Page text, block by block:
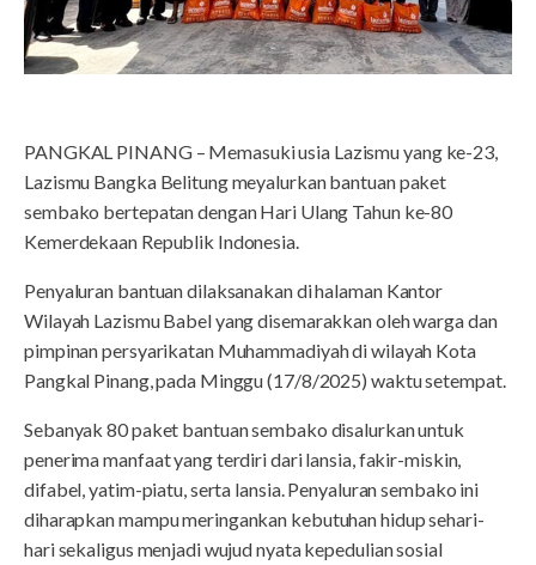
PANGKAL PINANG – Memasuki usia Lazismu yang ke-23,
Lazismu Bangka Belitung meyalurkan bantuan paket
sembako bertepatan dengan Hari Ulang Tahun ke-80
Kemerdekaan Republik Indonesia.
Penyaluran bantuan dilaksanakan di halaman Kantor
Wilayah Lazismu Babel yang disemarakkan oleh warga dan
pimpinan persyarikatan Muhammadiyah di wilayah Kota
Pangkal Pinang, pada Minggu (17/8/2025) waktu setempat.
Sebanyak 80 paket bantuan sembako disalurkan untuk
penerima manfaat yang terdiri dari lansia, fakir-miskin,
difabel, yatim-piatu, serta lansia. Penyaluran sembako ini
diharapkan mampu meringankan kebutuhan hidup sehari-
hari sekaligus menjadi wujud nyata kepedulian sosial